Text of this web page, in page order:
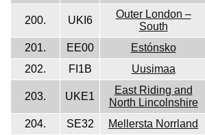
200. UKI6
Outer London –
South
201. EE00 Estónsko
202.
FI1B Uusimaa
203. UKE1
East Riding and
North Lincolnshire
204. SE32 Mellersta Norrland